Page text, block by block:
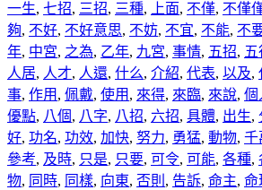
一生, 七招, 三招, 三種, 上面, 不僅, 不僅
夠, 不好, 不好意思, 不妨, 不宜, 不能, 不
年, 中宮, 之為, 乙年, 九宮, 事情, 五招, 五
人居, 人才, 人還, 什么, 介紹, 代表, 以及,
事, 作用 , 佩戴, 使用 , 來得, 來臨, 來說, 個
優點, 八個, 八字, 八招, 六招, 具體, 出生,
好, 功名, 功效, 加快, 努力, 勇猛, 動物, 千
參考, 及時, 只是, 只要, 可令, 可能, 各種,
物, 同時, 同樣, 向東, 否則 , 告訴, 命主, 命